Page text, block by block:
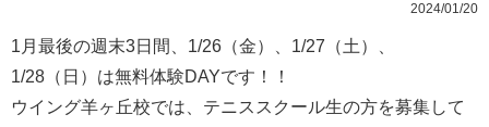
2024/01/20
1月最後の週末3日間、1/26（金）、1/27（土）、
1/28（日）は無料体験DAYです！！
ウイング羊ヶ丘校では、テニススクール生の方を募集して